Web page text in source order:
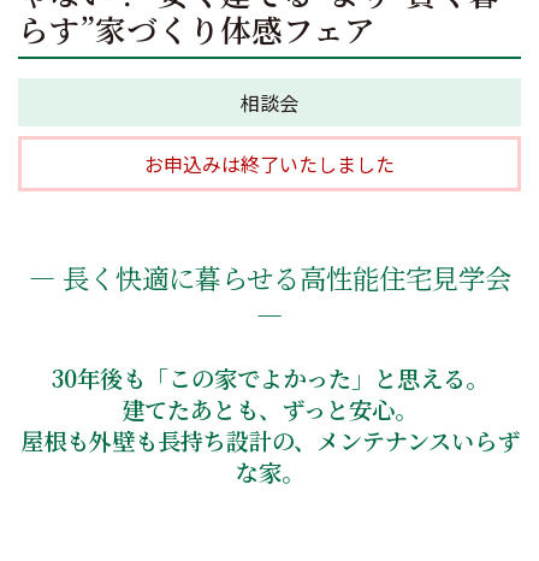
らす”家づくり体感フェア
相談会
お申込みは終了いたしました
― 長く快適に暮らせる高性能住宅見学会
―
30年後も「この家でよかった」と思える。
建てたあとも、ずっと安心。
屋根も外壁も長持ち設計の、メンテナンスいらず
な家。